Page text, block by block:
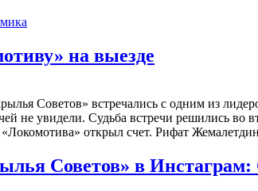
на выезде
Советов» встречались с одним из
не увидели. Судьба встречи решились
открыл счет. Рифат
Советов» в